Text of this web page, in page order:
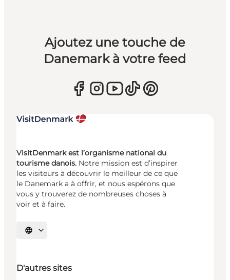
Ajoutez une touche de
Danemark à votre feed
VisitDenmark est l’organisme national du
tourisme danois. Notre mission est d’inspirer
les visiteurs à découvrir le meilleur de ce que
le Danemark a à offrir, et nous espérons que
vous y trouverez de nombreuses choses à
voir et à faire.
Choisissez la langue
D'autres sites